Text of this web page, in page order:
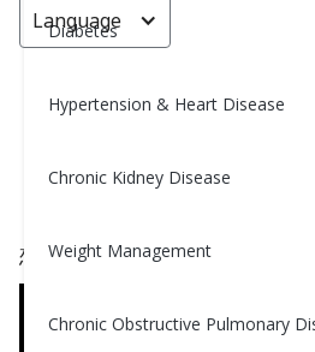
Diabetes
Hypertension & Heart Disease
Chronic Kidney Disease
Weight Management
Chronic Obstructive Pulmonary
Language
我应该保持多大
Taelor Oppliger,
想要观看视频吗？点击这里！